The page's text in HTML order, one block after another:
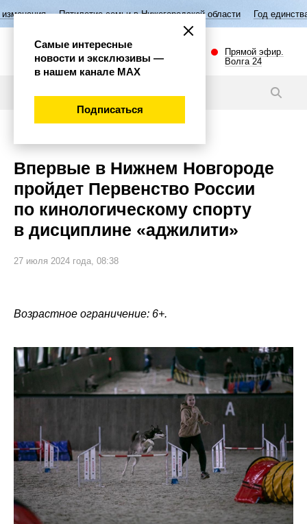
семьи в Нижегородской области Год единства народов России
Прямой эфир.
Волга 24
Впервые в Нижнем Новгороде
пройдет Первенство России
по кинологическому спорту
в дисциплине «аджилити»
27 июля 2024 года, 08:38
Возрастное ограничение: 6+.
Самые интересные
новости и эксклюзивы —
в нашем канале МАХ
Подписаться